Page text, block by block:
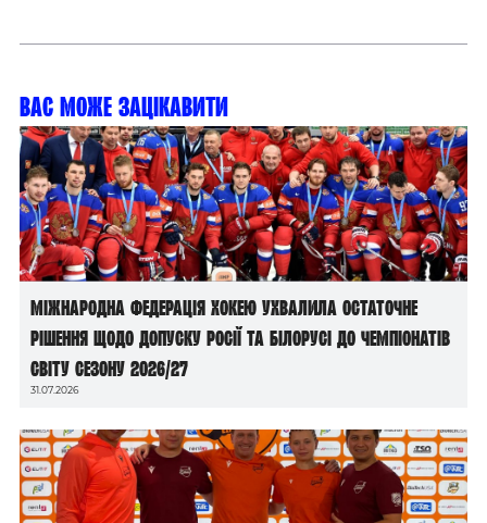
Вас може зацікавити
Міжнародна федерація хокею ухвалила остаточне
рішення щодо допуску росії та білорусі до чемпіонатів
світу сезону 2026/27
31.07.2026